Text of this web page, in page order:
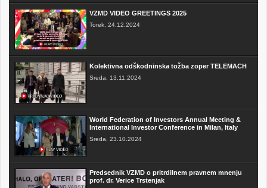
VZMD VIDEO GREETINGS 2025
Torek, 24.12.2024
Kolektivna odškodninska tožba zoper TELEMACH
Sreda, 13.11.2024
World Federation of Investors Annual Meeting &
International Investor Conference in Milan, Italy
Sreda, 23.10.2024
Predsednik VZMD o pritrdilnem pravnem mnenju
prof. dr. Verice Trstenjak